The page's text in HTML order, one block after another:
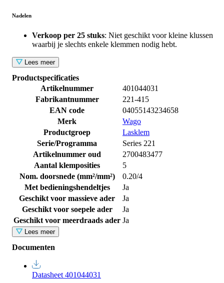
Nadelen
Verkoop per 25 stuks: Niet geschikt voor kleine klussen
waarbij je slechts enkele klemmen nodig hebt.
Lees meer
Productspecificaties
Artikelnummer
401044031
Fabrikantnummer
221-415
EAN code
04055143234658
Merk
Wago
Productgroep
Lasklem
Serie/Programma
Series 221
Artikelnummer oud
2700483477
Aantal klemposities
5
Nom. doorsnede (mm²/mm²)
0.20/4
Met bedieningshendeltjes
Ja
Geschikt voor massieve ader
Ja
Geschikt voor soepele ader
Ja
Geschikt voor meerdraads ader Ja
Lees meer
Documenten
Datasheet 401044031